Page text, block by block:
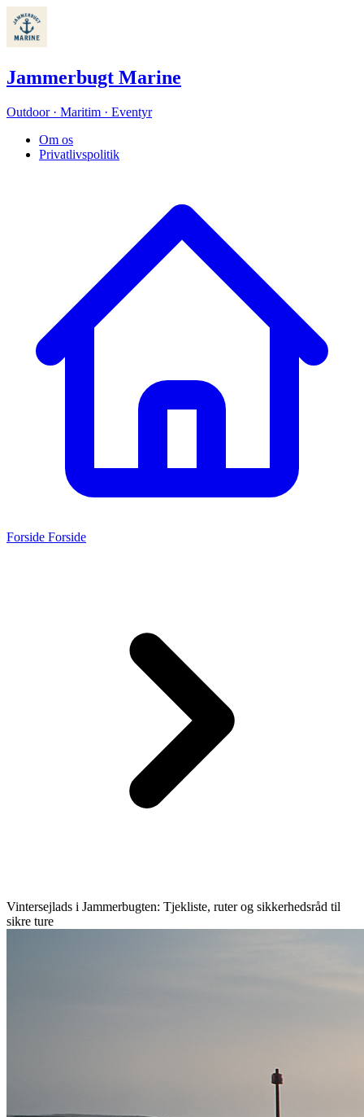
Jammerbugt Marine
Outdoor · Maritim · Eventyr
Om os
Privatlivspolitik
Forside Forside
Vintersejlads i Jammerbugten: Tjekliste, ruter og sikkerhedsråd til
sikre ture